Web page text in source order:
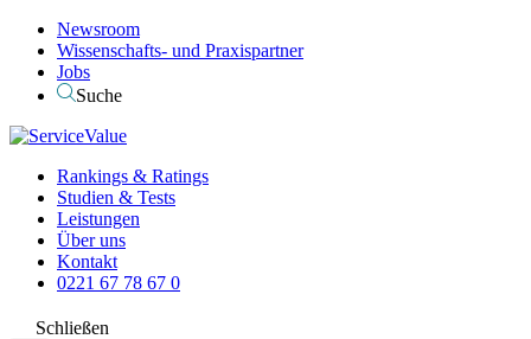
Newsroom
Wissenschafts- und Praxispartner
Jobs
Suche
Rankings & Ratings
Studien & Tests
Leistungen
Über uns
Kontakt
0221 67 78 67 0
Schließen